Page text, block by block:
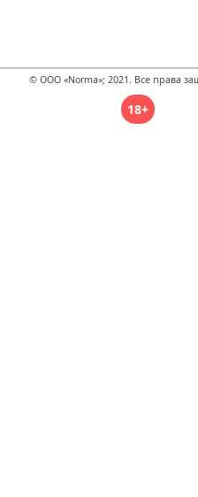
© ООО «Norma»; 2021. Все права
18+